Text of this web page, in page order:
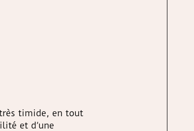
timide, en tout
et d’une